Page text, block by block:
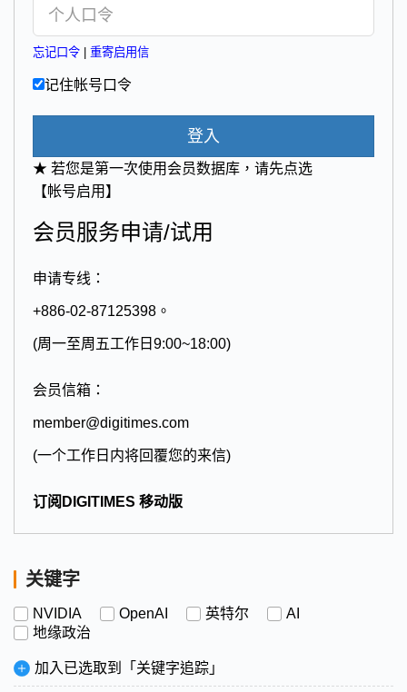
忘记口令 重寄启用信
记住帐号口令
登入
★ 若您是第一次使用会员数据库，请先点选
【帐号启用】
会员服务申请/试用
申请专线：
+886-02-87125398。
(周一至周五工作日9:00~18:00)
会员信箱：
member@digitimes.com
(一个工作日内将回覆您的来信)
订阅DIGITIMES 移动版
关键字
NVIDIA OpenAI 英特尔
AI
地缘政治
加入已选取到「关键字追踪」